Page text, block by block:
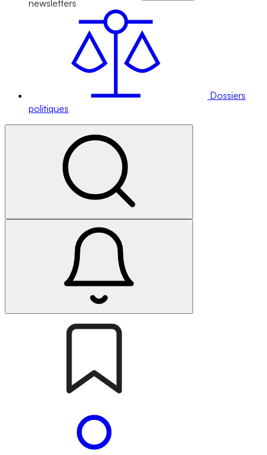
newsletters
Dossiers
politiques